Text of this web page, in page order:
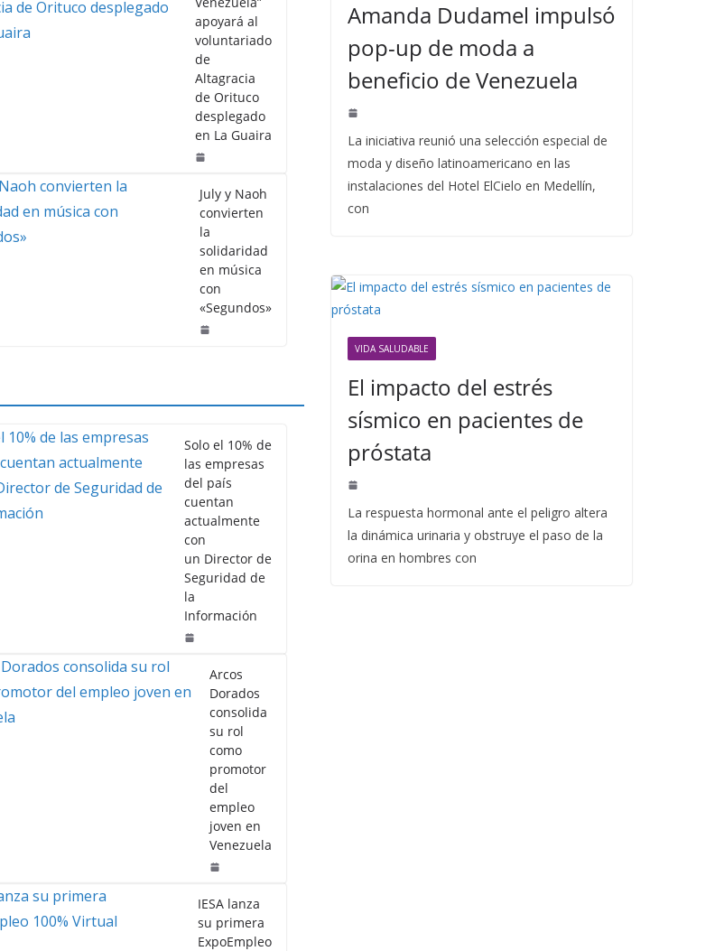
apoyará al
voluntariado
de
Altagracia
de Orituco
desplegado
en La Guaira
July y Naoh
convierten
la
solidaridad
en música
con
«Segundos»
Solo el 10% de
las empresas
del país
cuentan
actualmente
con
un Director de
Seguridad de
la
Información
Arcos
Dorados
consolida
su rol
como
promotor
del
empleo
joven en
Venezuela
IESA lanza
su primera
ExpoEmpleo
Amanda Dudamel impulsó
pop-up de moda a
beneficio de Venezuela
La iniciativa reunió una selección especial de
moda y diseño latinoamericano en las
instalaciones del Hotel ElCielo en Medellín,
con
VIDA SALUDABLE
El impacto del estrés
sísmico en pacientes de
próstata
La respuesta hormonal ante el peligro altera
la dinámica urinaria y obstruye el paso de la
orina en hombres con